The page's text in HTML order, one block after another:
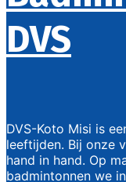
DVS
DVS-Koto Misi is
leeftijden. Bij onze
hand in hand. Op
badmintonnen we